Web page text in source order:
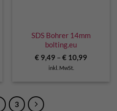
SDS Bohrer 14mm
bolting.eu
€ 9,49 – € 10,99
inkl. MwSt.
3